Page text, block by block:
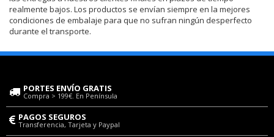
realmente bajos. Los productos se envían siempre en la mejores
condiciones de embalaje para que no sufran ningún desperfecto
durante el transporte.
PORTES ENVÍO GRATIS
Compra > 199€. En Península
PAGOS SEGUROS
Transferencia, Tarjeta y Paypal